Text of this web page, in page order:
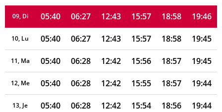
09, Di 05:40 06:27 12:43 15:57 18:58 19:46
10, Lu 05:40 06:27 12:43 15:57 18:58 19:45
11, Ma 05:40 06:28 12:42 15:56 18:57 19:45
12, Me 05:40 06:28 12:42 15:55 18:57 19:44
13, Je 05:40 06:28 12:42 15:54 18:56 19:44